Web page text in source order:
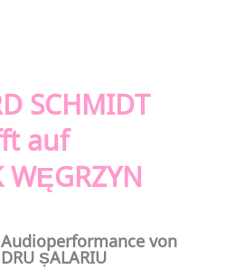
SCHMIDT
auf
WĘGRZYN
Audioperformance von
ȘALARIU